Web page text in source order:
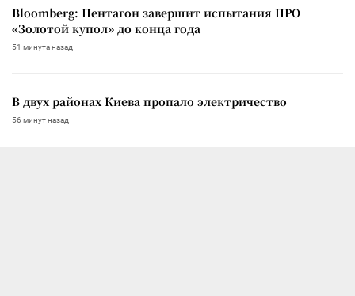
Bloomberg: Пентагон завершит испытания ПРО
«Золотой купол» до конца года
51 минута назад
В двух районах Киева пропало электричество
56 минут назад